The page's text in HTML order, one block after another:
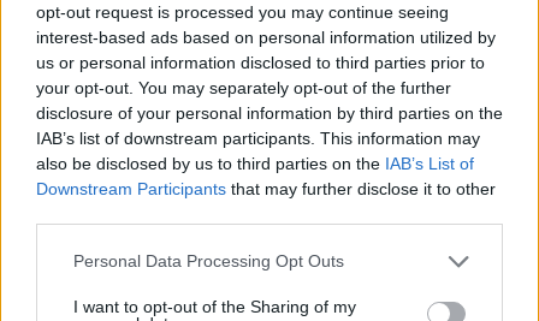
opt-out request is processed you may continue seeing
interest-based ads based on personal information utilized by
us or personal information disclosed to third parties prior to
your opt-out. You may separately opt-out of the further
disclosure of your personal information by third parties on the
IAB’s list of downstream participants. This information may
also be disclosed by us to third parties on the IAB’s List of
Downstream Participants that may further disclose it to other
Please note that this website/app uses one or more Google
not limited to your visit or usage behaviour. You may click to
Personal Data Processing Opt Outs
I want to opt-out of the Sharing of my
Καρέ-καρέ η ανάλυση του τροχαίου
στις Σέρρες με νεκρούς μητέρα και
γιο: Τι λέει πραγματογνώμονας στο
protothema
08.08.2026, 08:36 205